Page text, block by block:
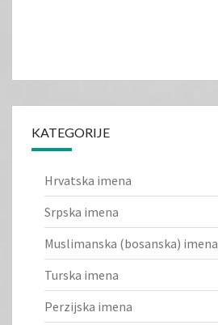
KATEGORIJE
Hrvatska imena
Srpska imena
Muslimanska (bosanska) imena
Turska imena
Perzijska imena